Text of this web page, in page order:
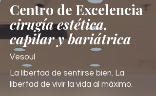
Centro de Excelencia
cirugía estética,
capilar y bariátrica
Vesoul
La libertad de sentirse bien. La
libertad de vivir la vida al máximo.